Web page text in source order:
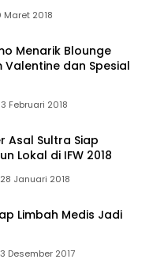
Maret 2018
Menarik Blounge
Valentine dan Spesial
Februari 2018
Asal Sultra Siap
Lokal di IFW 2018
Januari 2018
Limbah Medis Jadi
Desember 2017